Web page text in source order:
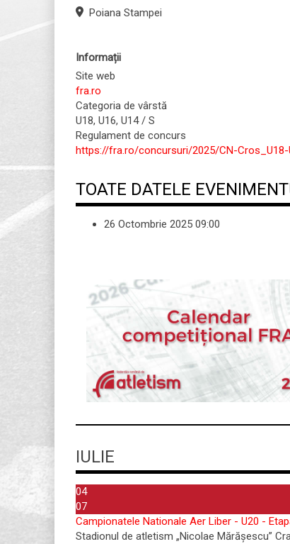
Poiana Stampei
Informații
Site web
fra.ro
Categoria de vârstă
U18, U16, U14 / S
Regulament de concurs
https://fra.ro/concursuri/2025/CN-
TOATE DATELE
26 Octombrie 2025 09:00
IULIE
04
07
Campionatele Nationale Aer Liber - U20 -
Stadionul de atletism „Nicolae Mărășescu”